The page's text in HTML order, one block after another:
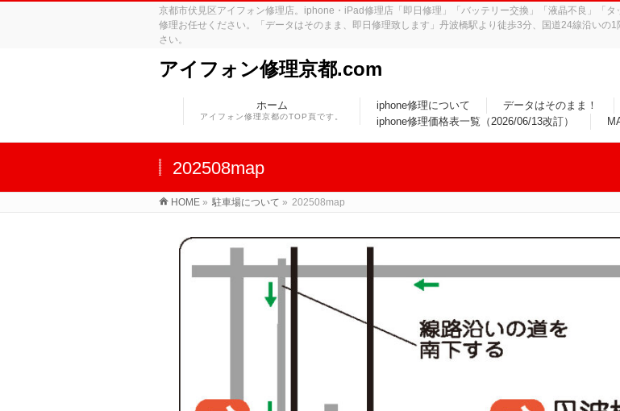
京都市伏見区アイフォン修理店。iphone・iPad修理店「即日修理」「バッテリー交換」「液晶不良」「
修理お任せください。「データはそのまま、即日修理致します」丹波橋駅より徒歩3分、国道24線沿い
さい。
アイフォン修理京都.com
ホーム
アイフォン修理京都のTOP頁です。
iphone修理について データはそのまま！
iphone修理価格表一覧（2026/06/13改訂）
202508map
HOME » 駐車場について » 202508map